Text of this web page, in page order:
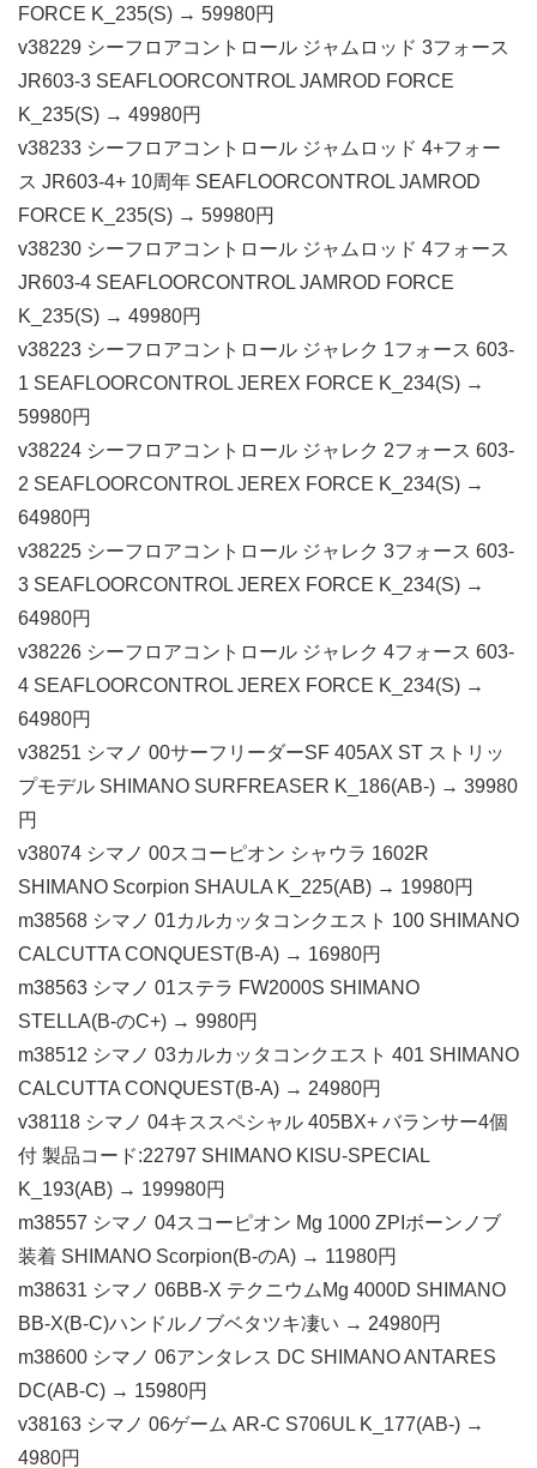
FORCE K_235(S) → 59980円
v38229 シーフロアコントロール ジャムロッド 3フォース
JR603-3 SEAFLOORCONTROL JAMROD FORCE
K_235(S) → 49980円
v38233 シーフロアコントロール ジャムロッド 4+フォー
ス JR603-4+ 10周年 SEAFLOORCONTROL JAMROD
FORCE K_235(S) → 59980円
v38230 シーフロアコントロール ジャムロッド 4フォース
JR603-4 SEAFLOORCONTROL JAMROD FORCE
K_235(S) → 49980円
v38223 シーフロアコントロール ジャレク 1フォース 603-
1 SEAFLOORCONTROL JEREX FORCE K_234(S) →
59980円
v38224 シーフロアコントロール ジャレク 2フォース 603-
2 SEAFLOORCONTROL JEREX FORCE K_234(S) →
64980円
v38225 シーフロアコントロール ジャレク 3フォース 603-
3 SEAFLOORCONTROL JEREX FORCE K_234(S) →
64980円
v38226 シーフロアコントロール ジャレク 4フォース 603-
4 SEAFLOORCONTROL JEREX FORCE K_234(S) →
64980円
v38251 シマノ 00サーフリーダーSF 405AX ST ストリッ
プモデル SHIMANO SURFREASER K_186(AB-) → 39980
円
v38074 シマノ 00スコーピオン シャウラ 1602R
SHIMANO Scorpion SHAULA K_225(AB) → 19980円
m38568 シマノ 01カルカッタコンクエスト 100 SHIMANO
CALCUTTA CONQUEST(B-A) → 16980円
m38563 シマノ 01ステラ FW2000S SHIMANO
STELLA(B-のC+) → 9980円
m38512 シマノ 03カルカッタコンクエスト 401 SHIMANO
CALCUTTA CONQUEST(B-A) → 24980円
v38118 シマノ 04キススペシャル 405BX+ バランサー4個
付 製品コード:22797 SHIMANO KISU-SPECIAL
K_193(AB) → 199980円
m38557 シマノ 04スコーピオン Mg 1000 ZPIボーンノブ
装着 SHIMANO Scorpion(B-のA) → 11980円
m38631 シマノ 06BB-X テクニウムMg 4000D SHIMANO
BB-X(B-C)ハンドルノブベタツキ凄い → 24980円
m38600 シマノ 06アンタレス DC SHIMANO ANTARES
DC(AB-C) → 15980円
v38163 シマノ 06ゲーム AR-C S706UL K_177(AB-) →
4980円